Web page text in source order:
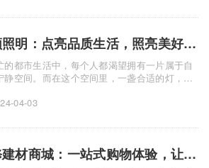
西顿照明：点亮品质生活，照亮美好时光
的都市生活中，每个人都渴望拥有一片属于自
静空间。而在这个空间里，一盏合适的灯，不
明，以其卓越的品质和独特的设计，成为了众
04-03
装修建材商城：一站式购物体验，让家居装修更轻松